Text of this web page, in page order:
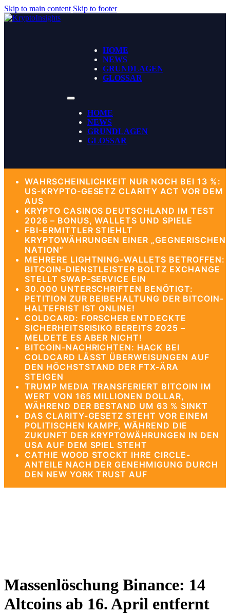
Skip to main content Skip to footer
HOME
NEWS
GRUNDLAGEN
GLOSSAR
HOME
NEWS
GRUNDLAGEN
GLOSSAR
WAHRSCHEINLICHKEIT NUR NOCH BEI 13 %:
US-KRYPTO-GESETZ CLARITY ACT VOR DEM
AUS
KRYPTO CASINOS DEUTSCHLAND IM TEST
2026 – BONUS, WALLETS UND SPIELE
FBI-ERMITTLER STIEHLT
KRYPTOWÄHRUNGEN EINER „GEGNERISCHEN
NATION“
MEHRERE LIGHTNING-WALLETS BETROFFEN:
BITCOIN-DIENSTLEISTER BOLTZ EXCHANGE
STELLT SWAP-SERVICE EIN
30.000 UNTERSCHRIFTEN BENÖTIGT:
PETITION ZUR BEIBEHALTUNG DER BITCOIN-
HALTEFRIST IST ONLINE!
COLDCARD: FORSCHER ENTDECKTE
SICHERHEITSRISIKO BEREITS 2025 –
MELDETE ES ABER NICHT!
BITCOIN-NACHRICHTEN: HACK BEI
COLDCARD LÄSST ÜBERWEISUNGEN AUF
DEN HÖCHSTSTAND DER FTX-ÄRA
STEIGEN
TRUMP MEDIA TRANSFERIERT BITCOIN IM
WERT VON 165 MILLIONEN DOLLAR,
WÄHREND DER BESTAND UM 63 % SINKT
DAS CLARITY-GESETZ STEHT VOR EINEM
POLITISCHEN KAMPF, WÄHREND DIE
ZUKUNFT DER KRYPTOWÄHRUNGEN IN DEN
USA AUF DEM SPIEL STEHT
CATHIE WOOD STOCKT IHRE CIRCLE-
ANTEILE NACH DER GENEHMIGUNG DURCH
DEN NEW YORK TRUST AUF
Massenlöschung Binance: 14
Altcoins ab 16. April entfernt